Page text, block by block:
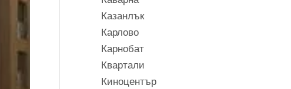
Казанлък
Карлово
Карнобат
Квартали
Киноцентър